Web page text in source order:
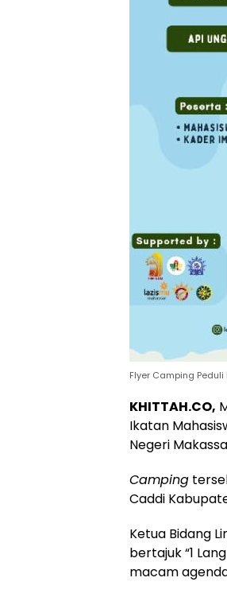
Flyer Camping Peduli
KHITTAH.CO,
Ikatan
Negeri
Camping
Caddi
Ketua Bidang
bertajuk “1
macam